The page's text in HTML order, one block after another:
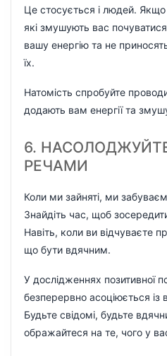
Це стосується і людей.
які змушують вас
вашу енергію та не
їх.
Натомість спробуйте
додають вам енергії та
6.
РЕЧАМИ
Коли ми зайняті, ми
Знайдіть час, щоб
Навіть, коли ви відчуваєте
що бути вдячним.
У дослідженнях позитивної
безперервно асоціюється
Будьте свідомі, будьте
ображайтеся на те, чого у